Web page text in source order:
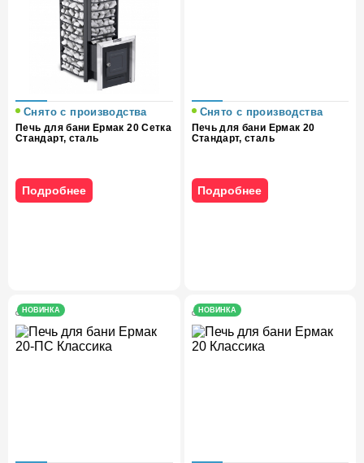
Снято с производства
Печь для бани Ермак 20 Сетка
Стандарт, сталь
Подробнее
Снято с производства
Печь для бани Ермак 20
Стандарт, сталь
Подробнее
НОВИНКА НОВИНКА